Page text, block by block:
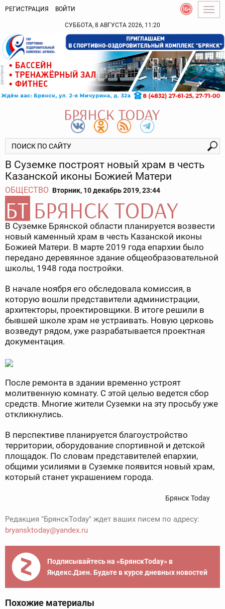
РЕГИСТРАЦИЯ ВОЙТИ
СУББОТА, 8 АВГУСТА 2026, 11:20
В Суземке построят новый храм в честь
Казанской иконы Божией Матери
ОБЩЕСТВО Вторник, 10 декабрь 2019, 23:44
В Суземке Брянской области планируется возвести
новый каменный храм в честь Казанской иконы
Божией Матери. В марте 2019 года епархии было
передано деревянное здание общеобразовательной
школы, 1948 года постройки.
В начале ноября его обследовала комиссия, в
которую вошли представители администрации,
архитекторы, проектировщики. В итоге решили в
бывшей школе храм не устраивать. Новую церковь
возведут рядом, уже разрабатывается проектная
документация.
После ремонта в здании временно устроят
молитвенную комнату. С этой целью ведется сбор
средств. Многие жители Суземки на эту просьбу уже
откликнулись.
В перспективе планируется благоустройство
территории, оборудование спортивной и детской
площадок. По словам представителей епархии,
общими усилиями в Суземке появится новый храм,
который станет украшением города.
Брянск Today
Редакция "БрянскToday" ждет ваших писем по адресу:
bryansktoday@yandex.ru
Подписывайтесь на «БрянскToday» в
Яндекс.Дзен. Будьте в курсе дневных новостей
Похожие материалы